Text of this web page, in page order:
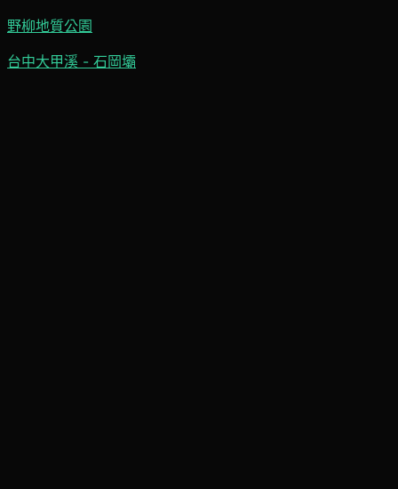
野柳地質公園
台中大甲溪 - 石岡壩